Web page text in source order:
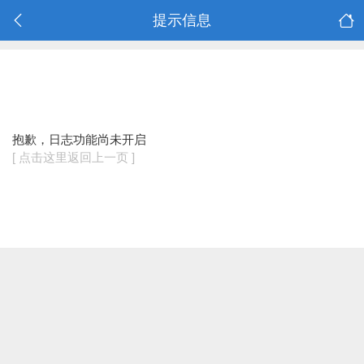
提示信息
抱歉，日志功能尚未开启
[ 点击这里返回上一页 ]